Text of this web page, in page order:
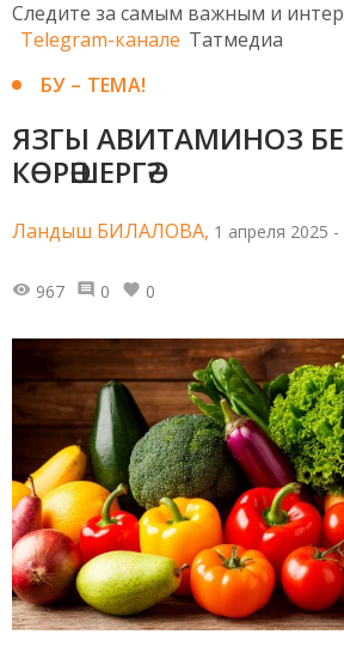
Следите за самым важным и
Telegram-канале Татмедиа
БУ – ТЕМА!
ЯЗГЫ АВИТАМИНОЗ
КӨРӘШЕРГӘ?
Ландыш БИЛАЛОВА, 1 апреля 2025 -
967 0 0